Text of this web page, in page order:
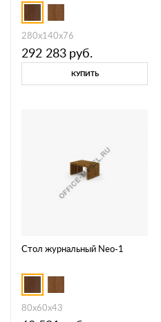
280х140х76
292 283 руб.
КУПИТЬ
Стол журнальный Neo-1
80х60х43